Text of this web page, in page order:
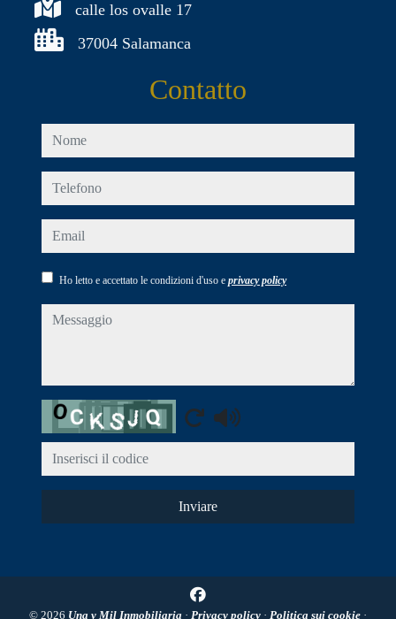
calle los ovalle 17
37004 Salamanca
Contatto
nome
telefono
email
Ho letto e accettato le condizioni d'uso e privacy policy
messaggio
Captcha
Inviare
© 2026 Una y Mil Inmobiliaria · Privacy policy · Politica sui cookie ·